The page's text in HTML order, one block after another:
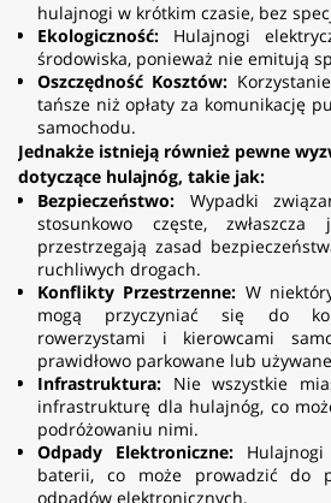
hulajnogi w krótkim czasie, bez
Ekologiczność: Hulajnogi
środowiska, ponieważ nie emitują
Oszczędność Kosztów:
tańsze niż opłaty za komunikację
samochodu.
Jednakże istnieją również pewne
dotyczące hulajnóg, takie jak:
Bezpieczeństwo: Wypadki
stosunkowo częste,
przestrzegają zasad
ruchliwych drogach.
Konflikty Przestrzenne: W
mogą przyczyniać się do
rowerzystami i kierowcami
prawidłowo parkowane lub
Infrastruktura: Nie wszystkie
infrastrukturę dla hulajnóg, co
podróżowaniu nimi.
Odpady Elektroniczne:Hulajnogi
baterii, co może prowadzić do
odpadów elektronicznych.